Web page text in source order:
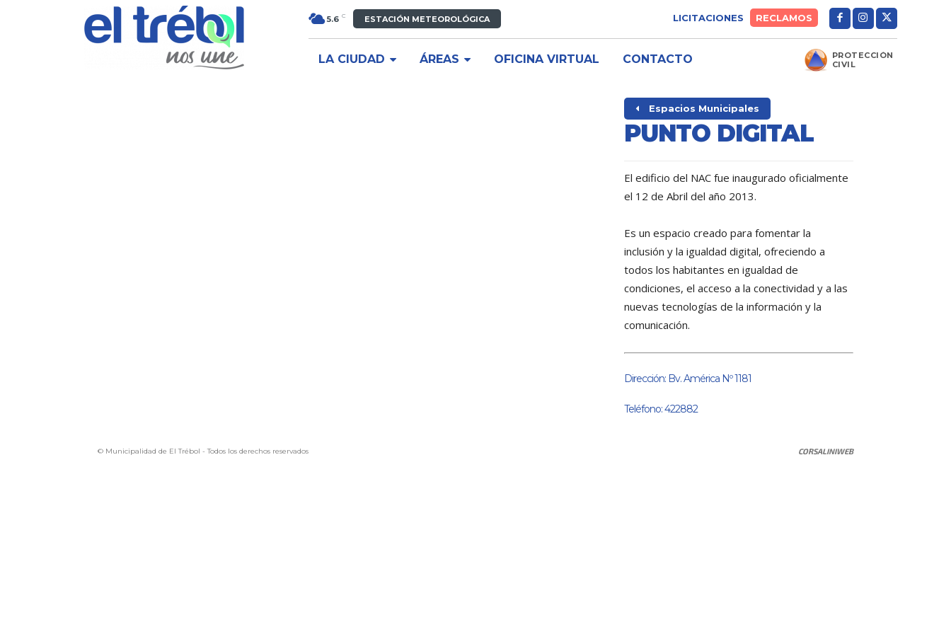
5.6 C ESTACIÓN METEOROLÓGICA LICITACIONES RECLAMOS
LA CIUDAD ÁREAS OFICINA VIRTUAL CONTACTO
PROTECCIÓN
CIVIL
Espacios Municipales
PUNTO DIGITAL
El edificio del NAC fue inaugurado oficialmente
el 12 de Abril del año 2013.
Es un espacio creado para fomentar la
inclusión y la igualdad digital, ofreciendo a
todos los habitantes en igualdad de
condiciones, el acceso a la conectividad y a las
nuevas tecnologías de la información y la
comunicación.
Dirección: Bv. América Nº 1181
Teléfono: 422882
CORSALINIWEB
© Municipalidad de El Trébol - Todos los derechos reservados